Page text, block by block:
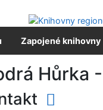
Zapojené knihovny
Hůrka